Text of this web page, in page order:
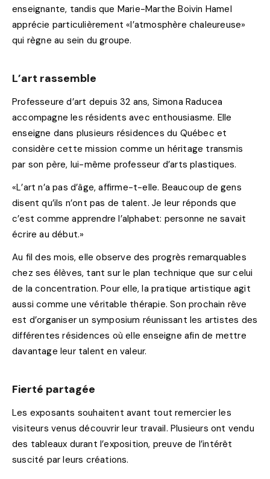
enseignante, tandis que Marie-Marthe Boivin Hamel
apprécie particulièrement «l’atmosphère chaleureuse»
qui règne au sein du groupe.
L’art rassemble
Professeure d’art depuis 32 ans, Simona Raducea
accompagne les résidents avec enthousiasme. Elle
enseigne dans plusieurs résidences du Québec et
considère cette mission comme un héritage transmis
par son père, lui-même professeur d’arts plastiques.
«L’art n’a pas d’âge, affirme-t-elle. Beaucoup de gens
disent qu’ils n’ont pas de talent. Je leur réponds que
c’est comme apprendre l’alphabet: personne ne savait
écrire au début.»
Au fil des mois, elle observe des progrès remarquables
chez ses élèves, tant sur le plan technique que sur celui
de la concentration. Pour elle, la pratique artistique agit
aussi comme une véritable thérapie. Son prochain rêve
est d’organiser un symposium réunissant les artistes des
différentes résidences où elle enseigne afin de mettre
davantage leur talent en valeur.
Fierté partagée
Les exposants souhaitent avant tout remercier les
visiteurs venus découvrir leur travail. Plusieurs ont vendu
des tableaux durant l’exposition, preuve de l’intérêt
suscité par leurs créations.